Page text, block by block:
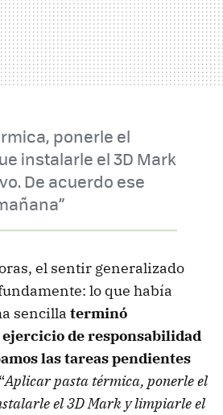
ponerle el
instalarle el 3D Mark
De acuerdo ese
el sentir generalizado
lo que había
sencilla terminó
de responsabilidad
las tareas pendientes
Aplicar pasta térmica, ponerle el
el 3D Mark y limpiarle el